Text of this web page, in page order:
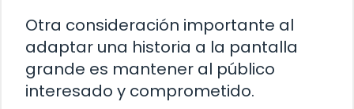
Otra consideración importante al
adaptar una historia a la pantalla
grande es mantener al público
interesado y comprometido.